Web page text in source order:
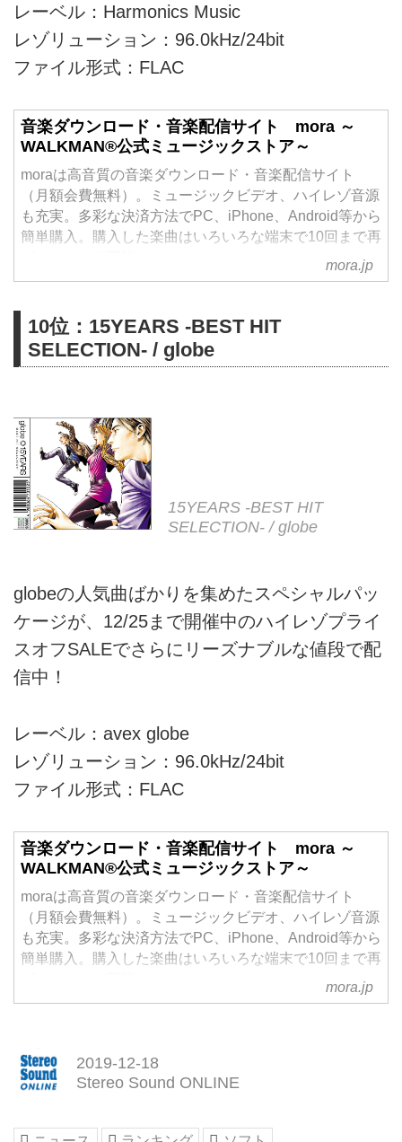
レーベル：Harmonics Music
レゾリューション：96.0kHz/24bit
ファイル形式：FLAC
音楽ダウンロード・音楽配信サイト mora ～
WALKMAN®公式ミュージックストア～
moraは高音質の音楽ダウンロード・音楽配信サイト
（月額会費無料）。ミュージックビデオ、ハイレゾ音源
も充実。多彩な決済方法でPC、iPhone、Android等から
簡単購入。購入した楽曲はいろいろな端末で10回まで再
mora.jp
10位：15YEARS -BEST HIT
SELECTION- / globe
15YEARS -BEST HIT
SELECTION- / globe
globeの人気曲ばかりを集めたスペシャルパッ
ケージが、12/25まで開催中のハイレゾプライ
スオフSALEでさらにリーズナブルな値段で配
信中！
レーベル：avex globe
レゾリューション：96.0kHz/24bit
ファイル形式：FLAC
音楽ダウンロード・音楽配信サイト mora ～
WALKMAN®公式ミュージックストア～
moraは高音質の音楽ダウンロード・音楽配信サイト
（月額会費無料）。ミュージックビデオ、ハイレゾ音源
も充実。多彩な決済方法でPC、iPhone、Android等から
簡単購入。購入した楽曲はいろいろな端末で10回まで再
mora.jp
2019-12-18
Stereo Sound ONLINE